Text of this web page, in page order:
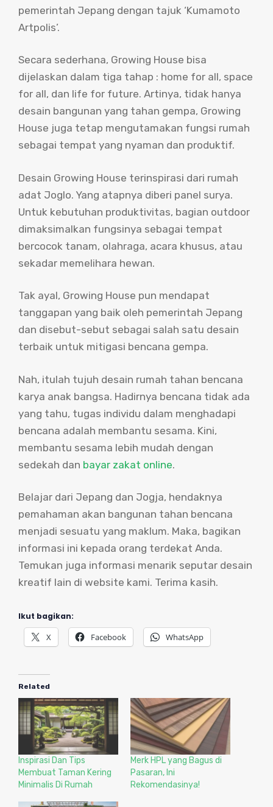
pemerintah Jepang dengan tajuk ‘Kumamoto
Artpolis’.
Secara sederhana, Growing House bisa
dijelaskan dalam tiga tahap : home for all, space
for all, dan life for future. Artinya, tidak hanya
desain bangunan yang tahan gempa, Growing
House juga tetap mengutamakan fungsi rumah
sebagai tempat yang nyaman dan produktif.
Desain Growing House terinspirasi dari rumah
adat Joglo. Yang atapnya diberi panel surya.
Untuk kebutuhan produktivitas, bagian outdoor
dimaksimalkan fungsinya sebagai tempat
bercocok tanam, olahraga, acara khusus, atau
sekadar memelihara hewan.
Tak ayal, Growing House pun mendapat
tanggapan yang baik oleh pemerintah Jepang
dan disebut-sebut sebagai salah satu desain
terbaik untuk mitigasi bencana gempa.
Nah, itulah tujuh desain rumah tahan bencana
karya anak bangsa. Hadirnya bencana tidak ada
yang tahu, tugas individu dalam menghadapi
bencana adalah membantu sesama. Kini,
membantu sesama lebih mudah dengan
sedekah dan bayar zakat online.
Belajar dari Jepang dan Jogja, hendaknya
pemahaman akan bangunan tahan bencana
menjadi sesuatu yang maklum. Maka, bagikan
informasi ini kepada orang terdekat Anda.
Temukan juga informasi menarik seputar desain
kreatif lain di website kami. Terima kasih.
Ikut bagikan:
X Facebook WhatsApp
Related
Inspirasi Dan Tips
Membuat Taman Kering
Minimalis Di Rumah
Merk HPL yang Bagus di
Pasaran, Ini
Rekomendasinya!